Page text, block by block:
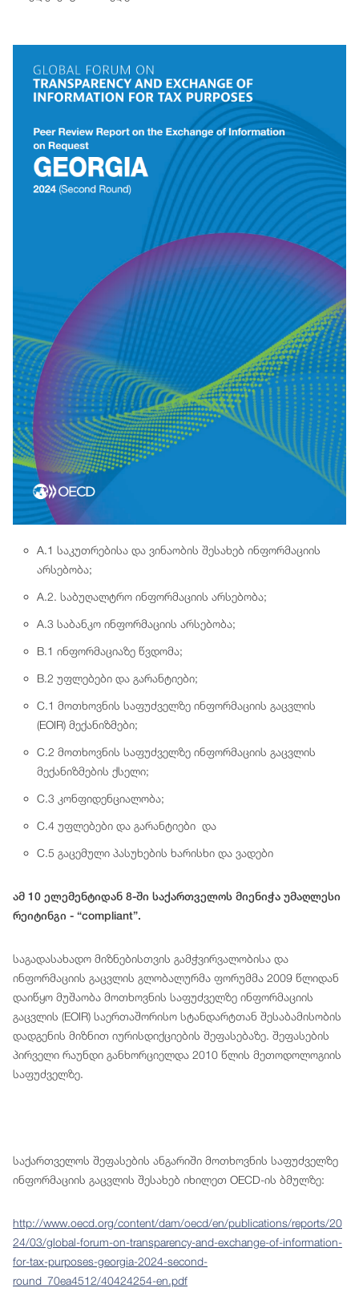
A.1 საკუთრებისა და ვინაობის შესახებ ინფორმაციის
არსებობა;
A.2. საბუღალტრო ინფორმაციის არსებობა;
A.3 საბანკო ინფორმაციის არსებობა;
B.1 ინფორმაციაზე წვდომა;
B.2 უფლებები და გარანტიები;
C.1 მოთხოვნის საფუძველზე ინფორმაციის გაცვლის
(EOIR) მექანიზმები;
C.2 მოთხოვნის საფუძველზე ინფორმაციის გაცვლის
მექანიზმების ქსელი;
C.3 კონფიდენციალობა;
C.4 უფლებები და გარანტიები და
C.5 გაცემული პასუხების ხარისხი და ვადები
ამ 10 ელემენტიდან 8-ში საქართველოს მიენიჭა უმაღლესი
რეიტინგი - “compliant”.
საგადასახადო მიზნებისთვის გამჭვირვალობისა და
ინფორმაციის გაცვლის გლობალურმა ფორუმმა 2009 წლიდან
დაიწყო მუშაობა მოთხოვნის საფუძველზე ინფორმაციის
გაცვლის (EOIR) საერთაშორისო სტანდარტთან შესაბამისობის
დადგენის მიზნით იურისდიქციების შეფასებაზე. შეფასების
პირველი რაუნდი განხორციელდა 2010 წლის მეთოდოლოგიის
საფუძველზე.
საქართველოს შეფასების ანგარიში მოთხოვნის საფუძველზე
ინფორმაციის გაცვლის შესახებ იხილეთ OECD-ის ბმულზე:
http://www.oecd.org/content/dam/oecd/en/publications/reports/20
24/03/global-forum-on-transparency-and-exchange-of-information-
for-tax-purposes-georgia-2024-second-
round_70ea4512/40424254-en.pdf